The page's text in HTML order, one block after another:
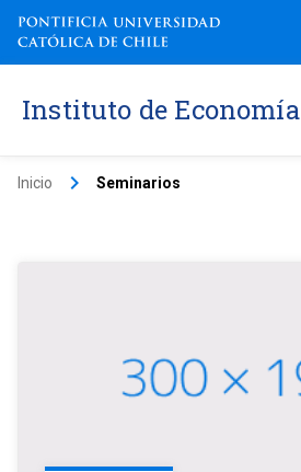
Instituto de Economía
Inicio keyboard_arrow_right Seminarios